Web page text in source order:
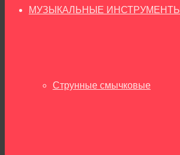
МУЗЫКАЛЬНЫЕ ИНСТРУМЕНТЫ
Струнные смычковые